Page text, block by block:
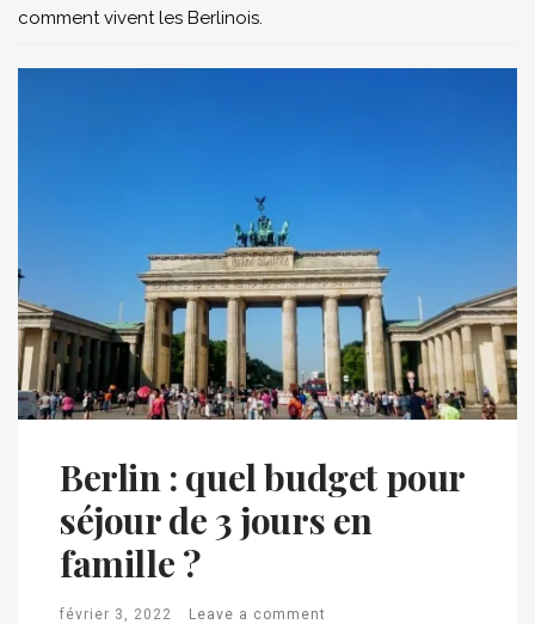
comment vivent les Berlinois.
Berlin : quel budget pour
séjour de 3 jours en
famille ?
février 3, 2022 Leave a comment